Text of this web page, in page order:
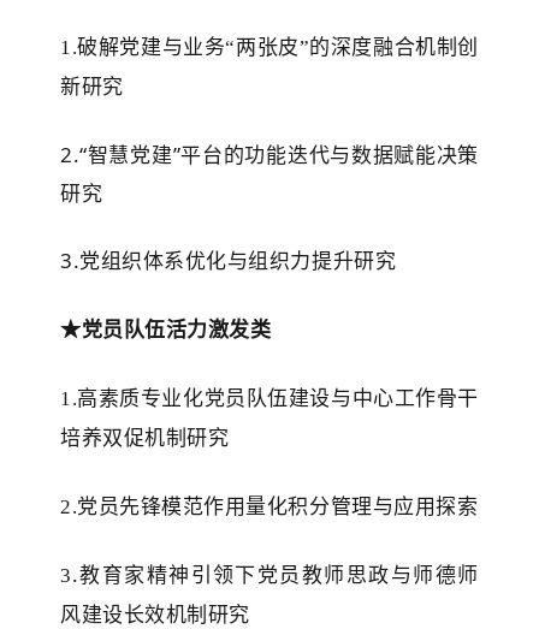
1.破解党建与业务“两张皮”的深度融合机制创
新研究
2.“智慧党建”平台的功能迭代与数据赋能决策
研究
3.党组织体系优化与组织力提升研究
★党员队伍活力激发类
1.高素质专业化党员队伍建设与中心工作骨干
培养双促机制研究
2.党员先锋模范作用量化积分管理与应用探索
3.教育家精神引领下 党员 教师思政与师德师
风建设长效机制研究